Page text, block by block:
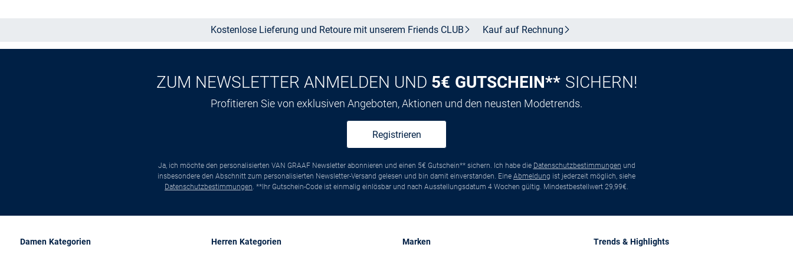
Kostenlose Lieferung und Retoure mit unserem Friends CLUB Kauf auf Rechnung
ZUM NEWSLETTER ANMELDEN UND 5€ GUTSCHEIN** SICHERN!
Profitieren Sie von exklusiven Angeboten, Aktionen und den neusten Modetrends.
Registrieren
Ja, ich möchte den personalisierten VAN GRAAF Newsletter abonnieren und einen 5€ Gutschein** sichern. Ich habe die Datenschutzbestimmungen und
insbesondere den Abschnitt zum personalisierten Newsletter-Versand gelesen und bin damit einverstanden. Eine Abmeldung ist jederzeit möglich, siehe
Datenschutzbestimmungen. **Ihr Gutschein-Code ist einmalig einlösbar und nach Ausstellungsdatum 4 Wochen gültig. Mindestbestellwert 29,99€.
Damen Kategorien Herren Kategorien Marken Trends & Highlights